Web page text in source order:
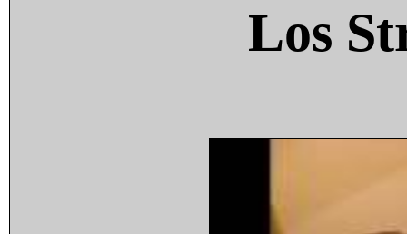
Los